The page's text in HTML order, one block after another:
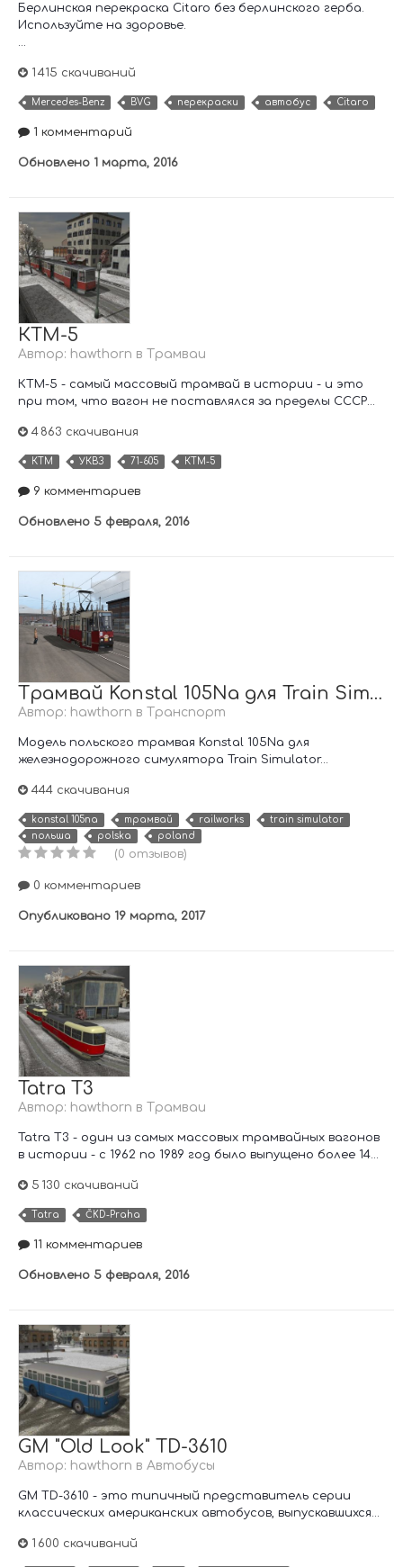
Берлинская перекраска Citaro без берлинского герба.
Используйте на здоровье.
...
1 415 скачиваний
Mercedes-Benz BVG перекраски автобус Citaro
1 комментарий
Обновлено 1 марта, 2016
КТМ-5
Автор: hawthorn в Трамваи
КТМ-5 - самый массовый трамвай в истории - и это
при том, что вагон не поставлялся за пределы СССР...
4 863 скачивания
КТМ УКВЗ 71-605 КТМ-5
9 комментариев
Обновлено 5 февраля, 2016
Трамвай Konstal 105Na для Train Simulator (RailWorks)
Автор: hawthorn в Транспорт
Модель польского трамвая Konstal 105Na для
железнодорожного симулятора Train Simulator...
444 скачивания
konstal 105na трамвай railworks
train simulator
польша
polska poland
(0 отзывов)
0 комментариев
Опубликовано 19 марта, 2017
Tatra T3
Автор: hawthorn в Трамваи
Tatra T3 - один из самых массовых трамвайных вагонов
в истории - с 1962 по 1989 год было выпущено более 14...
5 130 скачиваний
Tatra ČKD-Praha
11 комментариев
Обновлено 5 февраля, 2016
GM "Old Look" TD-3610
Автор: hawthorn в Автобусы
GM TD-3610 - это типичный представитель серии
классических американских автобусов, выпускавшихся...
1 600 скачиваний